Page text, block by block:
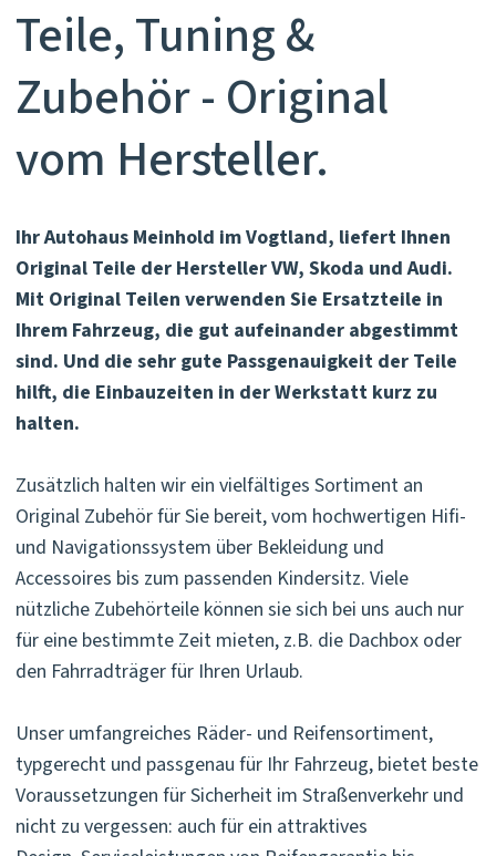
Teile, Tuning &
Zubehör - Original
vom Hersteller.
Ihr Autohaus Meinhold im Vogtland, liefert Ihnen
Original Teile der Hersteller VW, Skoda und Audi.
Mit Original Teilen verwenden Sie Ersatzteile in
Ihrem Fahrzeug, die gut aufeinander abgestimmt
sind. Und die sehr gute Passgenauigkeit der Teile
hilft, die Einbauzeiten in der Werkstatt kurz zu
halten.
Zusätzlich halten wir ein vielfältiges Sortiment an
Original Zubehör für Sie bereit, vom hochwertigen Hifi-
und Navigationssystem über Bekleidung und
Accessoires bis zum passenden Kindersitz. Viele
nützliche Zubehörteile können sie sich bei uns auch nur
für eine bestimmte Zeit mieten, z.B. die Dachbox oder
den Fahrradträger für Ihren Urlaub.
Unser umfangreiches Räder- und Reifensortiment,
typgerecht und passgenau für Ihr Fahrzeug, bietet beste
Voraussetzungen für Sicherheit im Straßenverkehr und
nicht zu vergessen: auch für ein attraktives